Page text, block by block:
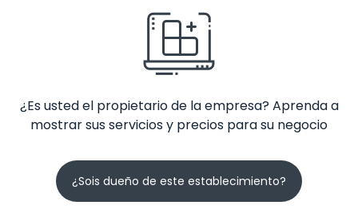
¿Es usted el propietario de la empresa? Aprenda a
mostrar sus servicios y precios para su negocio
¿Sois dueño de este establecimiento?